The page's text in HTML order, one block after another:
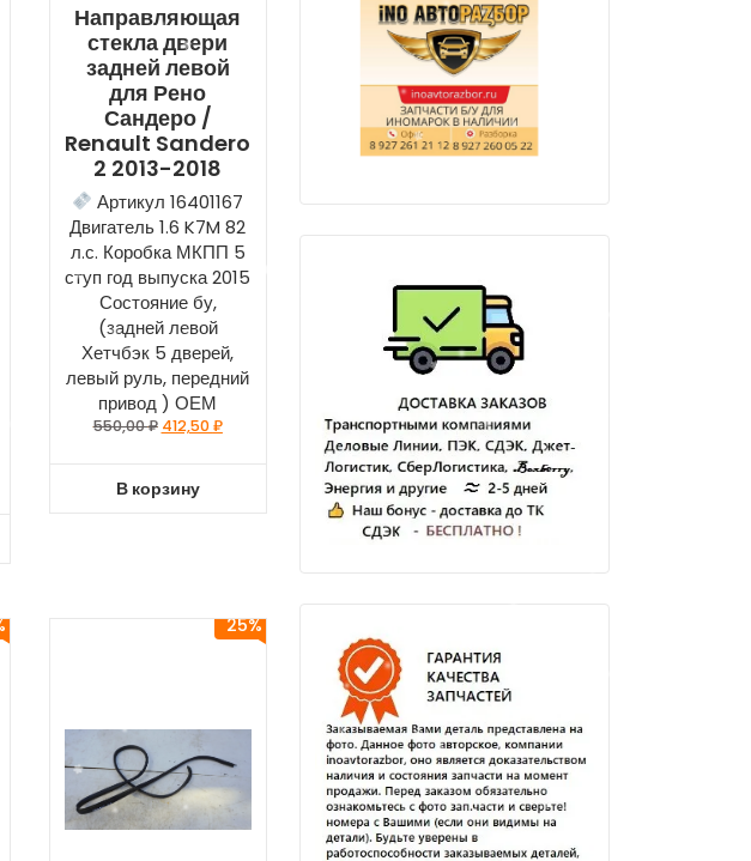
Направляющая
стекла двери
задней левой
для Рено
Сандеро /
Renault Sandero
2 2013-2018
Артикул 16401167
Двигатель 1.6 K7M 82
л.с. Коробка МКПП 5
ступ год выпуска 2015
Состояние бу,
(задней левой
Хетчбэк 5 дверей,
левый руль, передний
привод ) ОЕМ
550,00₽ 412,50₽
В корзину
25%